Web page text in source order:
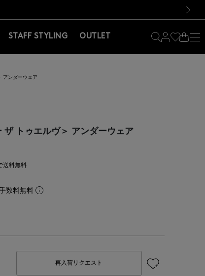
の際は会員登録を！
の際は会員登録を！
STAFF STYLING OUTLET
アンダーウェア
ザ トゥエルヴ＞ アンダーウェア
送料無料
数料無料
再入荷リクエスト